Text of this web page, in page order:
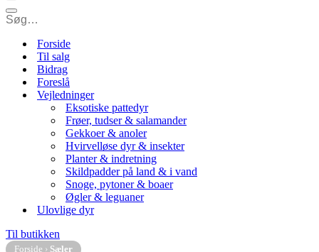
Navigation
menu
Navigation
menu
Forside
Til salg
Bidrag
Foreslå
Vejledninger
Eksotiske pattedyr
Frøer, tudser & salamander
Gekkoer & anoler
Hvirvelløse dyr & insekter
Planter & indretning
Skildpadder på land & i vand
Snoge, pytoner & boaer
Øgler & leguaner
Ulovlige dyr
Til butikken
Forside › Sæler